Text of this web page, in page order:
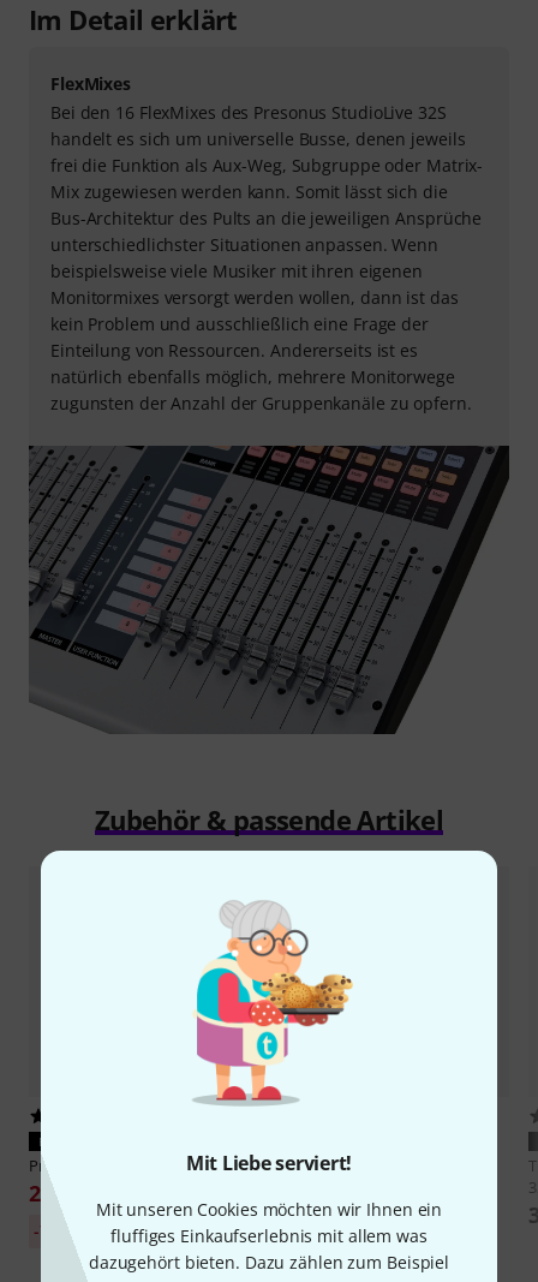
Mit Liebe serviert!
Mit unseren Cookies möchten wir Ihnen ein
fluffiges Einkaufserlebnis mit allem was
dazugehört bieten. Dazu zählen zum Beispiel
Im Detail erklärt
FlexMixes
Bei den 16 FlexMixes des Presonus StudioLive 32S
handelt es sich um universelle Busse, denen jeweils
frei die Funktion als Aux-Weg, Subgruppe oder Matrix-
Mix zugewiesen werden kann. Somit lässt sich die
Bus-Architektur des Pults an die jeweiligen Ansprüche
unterschiedlichster Situationen anpassen. Wenn
beispielsweise viele Musiker mit ihren eigenen
Monitormixes versorgt werden wollen, dann ist das
kein Problem und ausschließlich eine Frage der
Einteilung von Ressourcen. Andererseits ist es
natürlich ebenfalls möglich, mehrere Monitorwege
zugunsten der Anzahl der Gruppenkanäle zu opfern.
Zubehör & passende Artikel
PASST GARANTIERT
Presonus
299 €
30-Tage-Bestpreis:
322,05 €
-7%
Littlite18 G BNC LED
UVP: 95 €
-21%